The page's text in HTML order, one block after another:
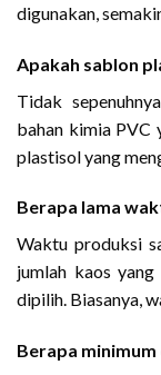
digunakan,
Apakah sablon
Tidak
bahan kimia PVC
plastisol yang
Berapa lama
Waktu produksi
jumlah kaos
dipilih. Biasanya,
Berapa